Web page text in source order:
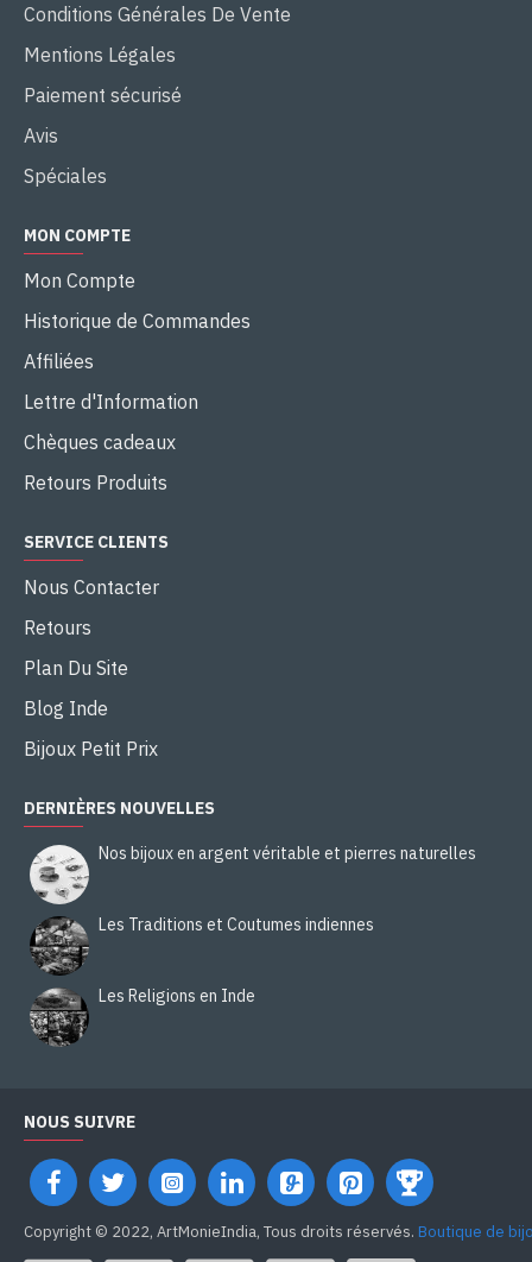
Conditions Générales De Vente
Mentions Légales
Paiement sécurisé
Avis
Spéciales
MON COMPTE
Mon Compte
Historique de Commandes
Affiliées
Lettre d'Information
Chèques cadeaux
Retours Produits
SERVICE CLIENTS
Nous Contacter
Retours
Plan Du Site
Blog Inde
Bijoux Petit Prix
DERNIÈRES NOUVELLES
Nos bijoux en argent véritable et pierres naturelles
Les Traditions et Coutumes indiennes
Les Religions en Inde
NOUS SUIVRE
Copyright © 2022, ArtMonieIndia, Tous droits réservés. Boutique de